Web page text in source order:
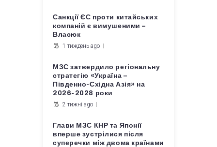
Санкції ЄС проти китайських
компаній є вимушеними –
Власюк
1 тиждень ago
МЗС затвердило регіональну
стратегію «Україна –
Південно-Східна Азія» на
2026-2028 роки
2 тижні ago
Глави МЗС КНР та Японії
вперше зустрілися після
суперечки між двома країнами